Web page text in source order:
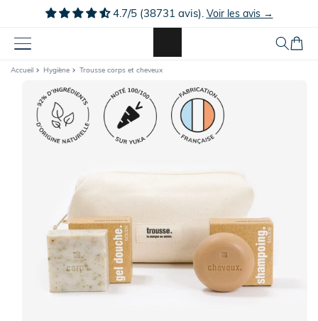
passer au
4.7/5 (38731 avis). Voir les avis →
Panier
Accueil Hygiène Trousse corps et cheveux
informations
produits